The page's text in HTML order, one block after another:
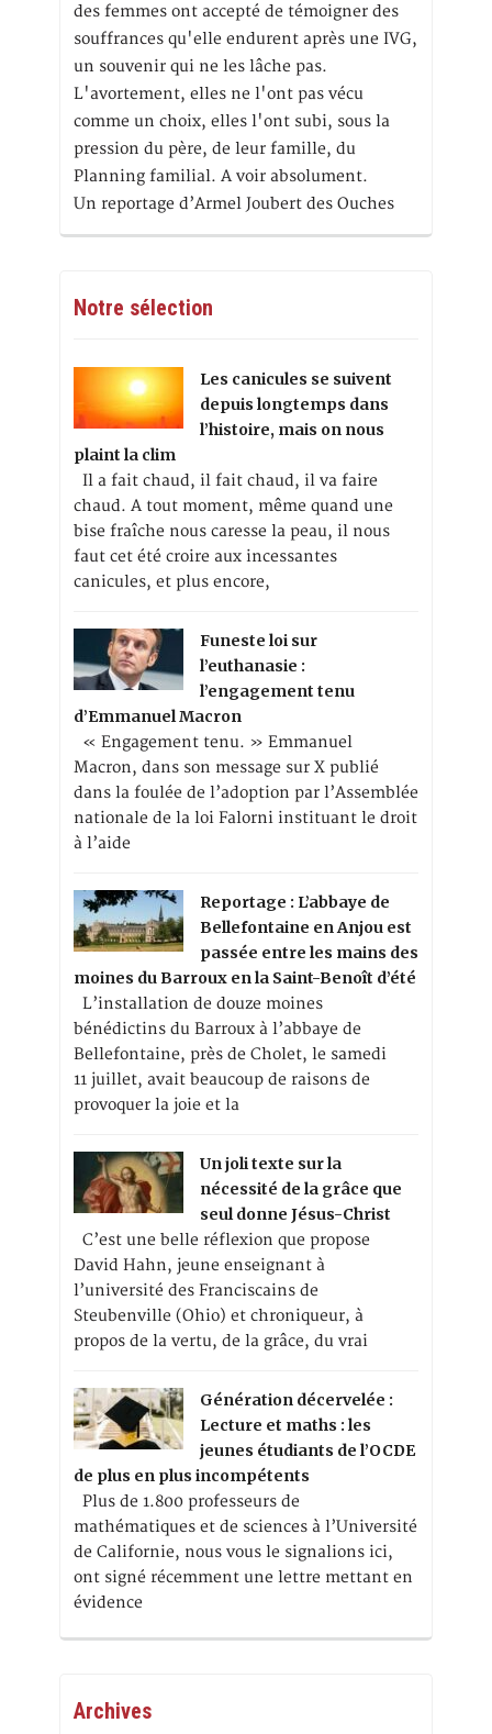
des femmes ont accepté de témoigner des
souffrances qu'elle endurent après une IVG,
un souvenir qui ne les lâche pas.
L'avortement, elles ne l'ont pas vécu
comme un choix, elles l'ont subi, sous la
pression du père, de leur famille, du
Planning familial. A voir absolument.
Un reportage d’Armel Joubert des Ouches
Notre sélection
Les canicules se suivent
depuis longtemps dans
l’histoire, mais on nous
plaint la clim
Il a fait chaud, il fait chaud, il va faire
chaud. A tout moment, même quand une
bise fraîche nous caresse la peau, il nous
faut cet été croire aux incessantes
canicules, et plus encore,
Funeste loi sur
l’euthanasie :
l’engagement tenu
d’Emmanuel Macron
« Engagement tenu. » Emmanuel
Macron, dans son message sur X publié
dans la foulée de l’adoption par l’Assemblée
nationale de la loi Falorni instituant le droit
à l’aide
Reportage : L’abbaye de
Bellefontaine en Anjou est
passée entre les mains des
moines du Barroux en la Saint-Benoît d’été
L’installation de douze moines
bénédictins du Barroux à l’abbaye de
Bellefontaine, près de Cholet, le samedi
11 juillet, avait beaucoup de raisons de
provoquer la joie et la
Un joli texte sur la
nécessité de la grâce que
seul donne Jésus-Christ
C’est une belle réflexion que propose
David Hahn, jeune enseignant à
l’université des Franciscains de
Steubenville (Ohio) et chroniqueur, à
propos de la vertu, de la grâce, du vrai
Génération décervelée :
Lecture et maths : les
jeunes étudiants de l’OCDE
de plus en plus incompétents
Plus de 1.800 professeurs de
mathématiques et de sciences à l’Université
de Californie, nous vous le signalions ici,
ont signé récemment une lettre mettant en
évidence
Archives